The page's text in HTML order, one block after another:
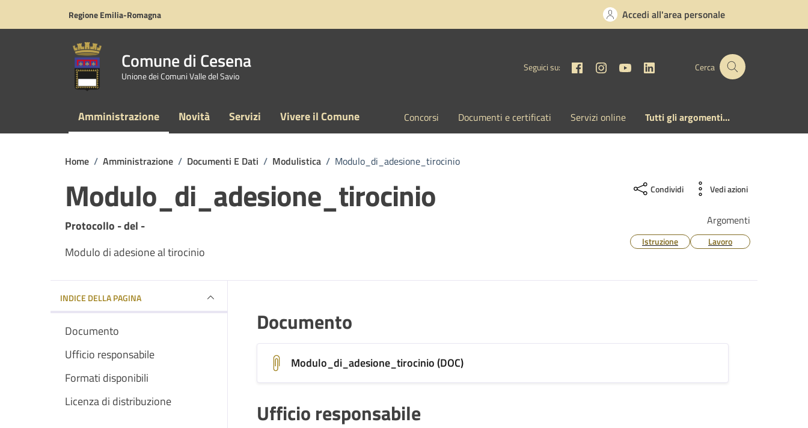
Regione Emilia-Romagna Accedi all'area personale
Comune di Cesena
Unione dei Comuni Valle del Savio
Seguici su: FacebookInstagram
YouTubeLinkedinCerca
Amministrazione Novità Servizi Vivere il Comune Concorsi Documenti e certificati Servizi online Tutti gli argomenti...
Home / Amministrazione / Documenti E Dati / Modulistica / Modulo_di_adesione_tirocinio
Modulo_di_adesione_tirocinio
Dettagli del documento
Protocollo - del -
Modulo di adesione al tirocinio
Condividi Vedi azioni
Argomenti
Istruzione Lavoro
INDICE DELLA PAGINA
Documento
Ufficio responsabile
Formati disponibili
Licenza di distribuzione
Documento
Modulo_di_adesione_tirocinio (DOC)
Ufficio responsabile